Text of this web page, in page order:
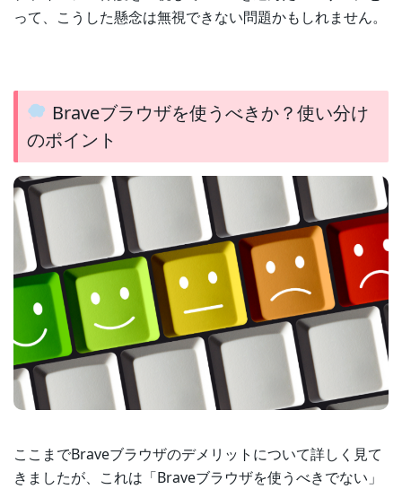
って、こうした懸念は無視できない問題かもしれません。
Braveブラウザを使うべきか？使い分け
のポイント
ここまでBraveブラウザのデメリットについて詳しく見て
きましたが、これは「Braveブラウザを使うべきでない」